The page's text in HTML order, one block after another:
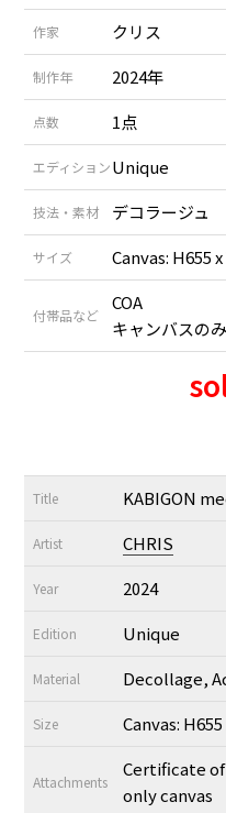
作家 クリス
制作年 2024年
点数 1点
エディションUnique
技法・素材 デコラージュ
サイズ Canvas: H655
付帯品など
COA
キャンバスのみ
Title KABIGON
Artist CHRIS
Year 2024
Edition Unique
Material Decollage,
Size Canvas:
Attachments
Certificate
only canvas